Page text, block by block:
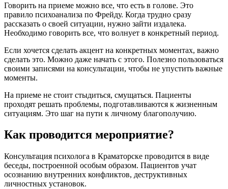
Говорить на приеме можно все, что есть в голове. Это
правило психоанализа по Фрейду. Когда трудно сразу
рассказать о своей ситуации, нужно зайти издалека.
Необходимо говорить все, что волнует в конкретный период.
Если хочется сделать акцент на конкретных моментах, важно
сделать это. Можно даже начать с этого. Полезно пользоваться
своими записями на консультации, чтобы не упустить важные
моменты.
На приеме не стоит стыдиться, смущаться. Пациенты
проходят решать проблемы, подготавливаются к жизненным
ситуациям. Это шаг на пути к личному благополучию.
Как проводится мероприятие?
Консультация психолога в Краматорске проводится в виде
беседы, построенной особым образом. Пациентов учат
осознанию внутренних конфликтов, деструктивных
личностных установок.